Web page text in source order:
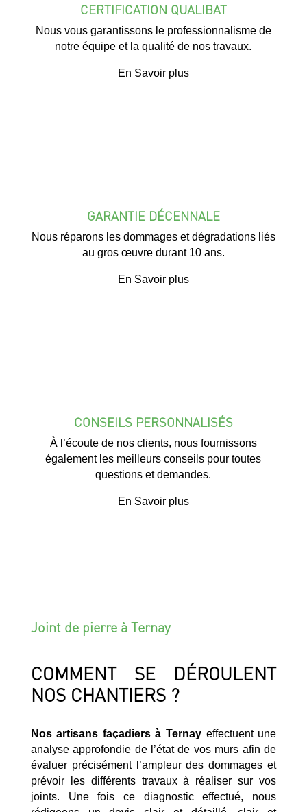
CERTIFICATION QUALIBAT
Nous vous garantissons le professionnalisme de
notre équipe et la qualité de nos travaux.
En Savoir plus
GARANTIE DÉCENNALE
Nous réparons les dommages et dégradations liés
au gros œuvre durant 10 ans.
En Savoir plus
CONSEILS PERSONNALISÉS
À l’écoute de nos clients, nous fournissons
également les meilleurs conseils pour toutes
questions et demandes.
En Savoir plus
Joint de pierre à Ternay
COMMENT SE DÉROULENT
NOS CHANTIERS ?
Nos artisans façadiers à Ternay effectuent une
analyse approfondie de l’état de vos murs afin de
évaluer précisément l’ampleur des dommages et
prévoir les différents travaux à réaliser sur vos
joints. Une fois ce diagnostic effectué, nous